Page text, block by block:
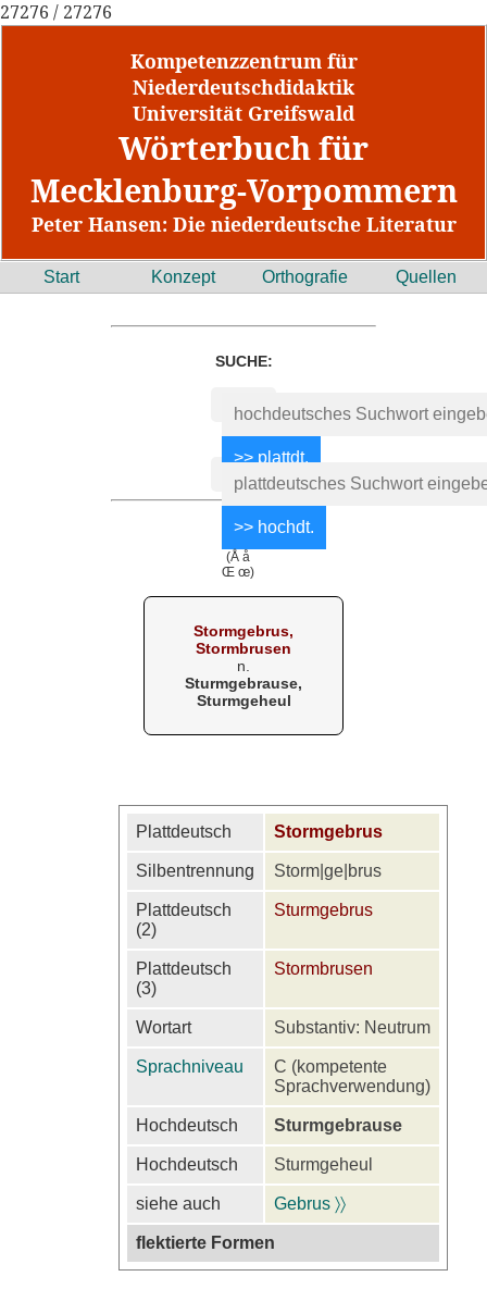
27276 / 27276
Kompetenzzentrum für
Niederdeutschdidaktik
Universität Greifswald
Wörterbuch für
Mecklenburg-Vorpommern
Peter Hansen: Die niederdeutsche Literatur
Start Konzept Orthografie Quellen
SUCHE:
(Å å
Œ œ)
Stormgebrus,
Stormbrusen
n.
Sturmgebrause,
Sturmgeheul
Plattdeutsch Stormgebrus
Silbentrennung Storm|ge|brus
Plattdeutsch
(2)
Sturmgebrus
Plattdeutsch
(3)
Stormbrusen
Wortart Substantiv: Neutrum
Sprachniveau
C (kompetente
Sprachverwendung)
Hochdeutsch Sturmgebrause
Hochdeutsch Sturmgeheul
siehe auch Gebrus 〉〉
flektierte Formen